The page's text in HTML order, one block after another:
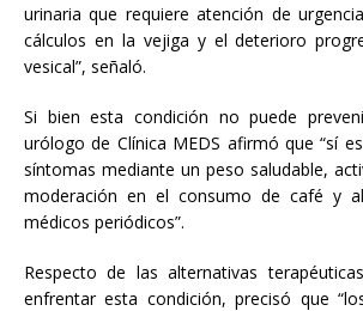
urinaria que requiere atención de
cálculos en la vejiga y el deterioro
vesical”, señaló.
Si bien esta condición no puede
urólogo de Clínica MEDS afirmó que “sí
síntomas mediante un peso saludable,
moderación en el consumo de café y
médicos periódicos”.
Respecto de las alternativas
enfrentar esta condición, precisó que